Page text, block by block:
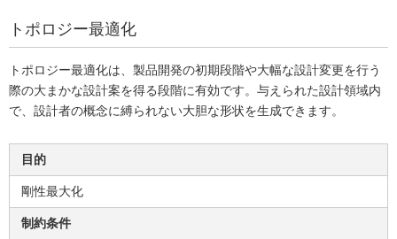
トポロジー最適化
トポロジー最適化は、製品開発の初期段階や大幅な設計変更を行う
際の大まかな設計案を得る段階に有効です。与えられた設計領域内
で、設計者の概念に縛られない大胆な形状を生成できます。
目的
剛性最大化
制約条件